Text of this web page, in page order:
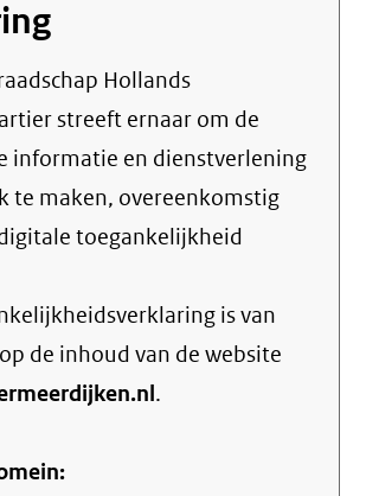
streeft ernaar om de
informatie en dienstverlening
te maken, overeenkomstig
toegankelijkheid
is van
de inhoud van de website
.